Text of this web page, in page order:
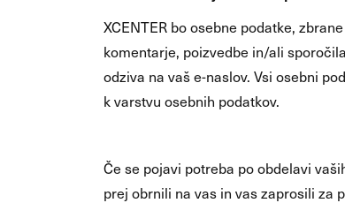
XCENTER bo osebne podatke,
komentarje, poizvedbe in/ali
odziva na vaš e-naslov. Vsi osebni
k varstvu osebnih podatkov.
Če se pojavi potreba po obdelavi
prej obrnili na vas in vas zaprosili za